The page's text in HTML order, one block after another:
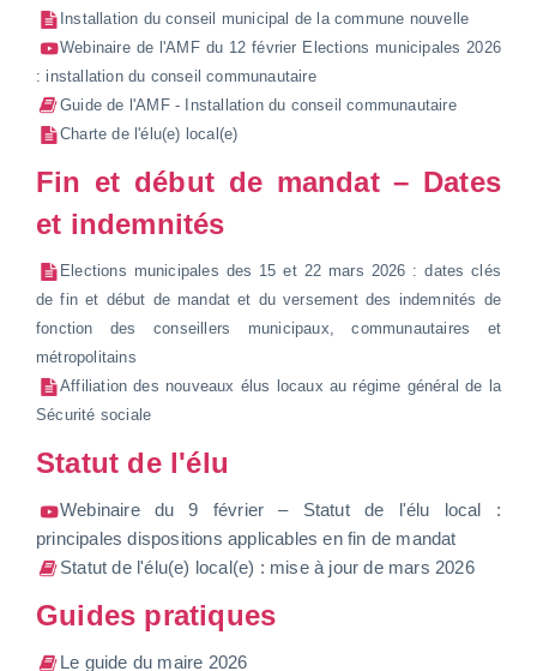
Installation du conseil municipal de la commune nouvelle
Webinaire de l'AMF du 12 février Elections municipales 2026
: installation du conseil communautaire
Guide de l'AMF - Installation du conseil communautaire
Charte de l'élu(e) local(e)
Fin et début de mandat – Dates
et indemnités
Elections municipales des 15 et 22 mars 2026 : dates clés
de fin et début de mandat et du versement des indemnités de
fonction des conseillers municipaux, communautaires et
métropolitains
Affiliation des nouveaux élus locaux au régime général de la
Sécurité sociale
Statut de l'élu
Webinaire du 9 février – Statut de l'élu local :
principales dispositions applicables en fin de mandat
Statut de l'élu(e) local(e) : mise à jour de mars 2026
Guides pratiques
Le guide du maire 2026